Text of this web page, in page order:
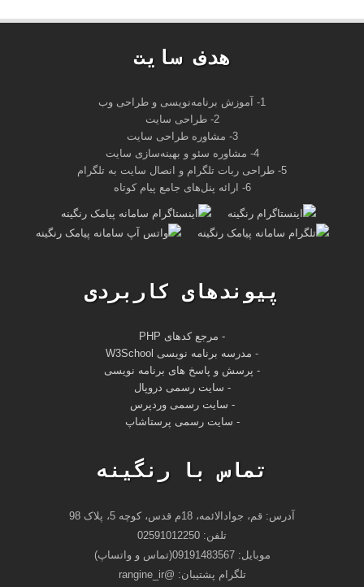
هدف سايت
1- آموزش برنامه‌نویسی و طراحی وب
2- طراحی سایت
3- مشاوره طراحی سایت
4- مشاوره سئو و بهینه‌سازی سایت
5- طراحی ربات تلگرام و انصال سایت به تلگرام
6- ارائه پنل‌های جامع پیام کوتاه
پیوندهای کاربردی
- مرجع کدهای PHP
- مدرسه برنامه نویسی W3School
- پرسش و پاسخ های برنامه نویسی
- سایت رسمی دروپال
- سایت رسمی وردپرس
- سایت رسمی پرستاشاپ
تماس با رنگینه
آدرس: قم، جوادالائمه، 18م قدس، کوچه 5، پلاک 98
تلفن: 02591012250
موبایل: 09191483567(تماس و واتساپ)
تلگرام پشتیبان: @rangine_ir